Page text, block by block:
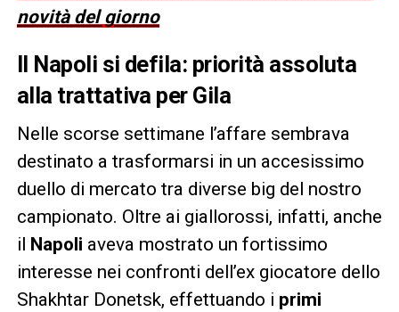
novità del giorno
Il Napoli si defila: priorità assoluta
alla trattativa per Gila
Nelle scorse settimane l’affare sembrava
destinato a trasformarsi in un accesissimo
duello di mercato tra diverse big del nostro
campionato. Oltre ai giallorossi, infatti, anche
il
Napoli aveva mostrato un fortissimo
interesse nei confronti dell’ex giocatore dello
Shakhtar Donetsk, effettuando i primi